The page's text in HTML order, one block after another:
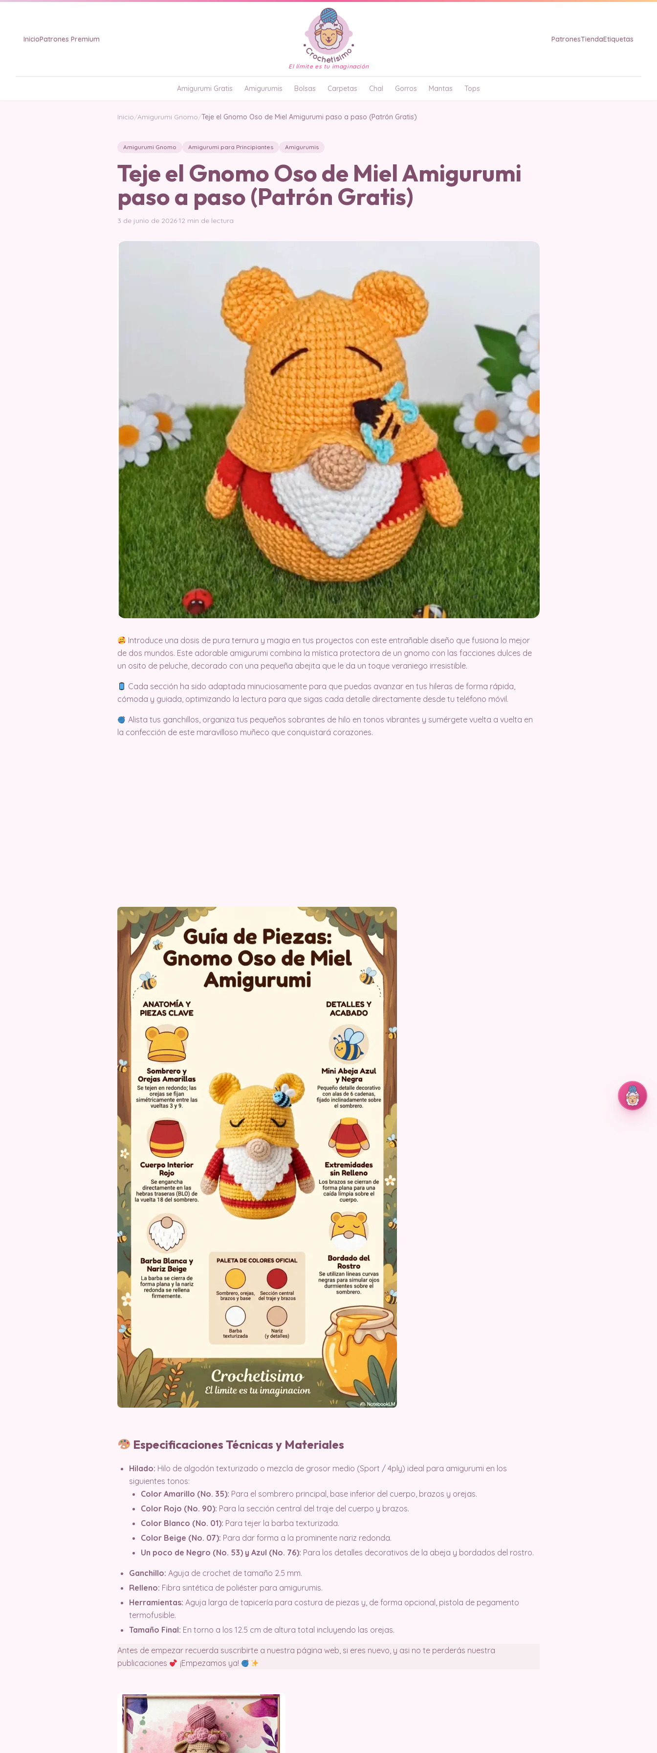
InicioPatrones Premium
El límite es tu imaginación
PatronesTiendaEtiquetas
Amigurumi Gratis Amigurumis Bolsas Carpetas Chal Gorros Mantas Tops
Inicio/Amigurumi Gnomo/Teje el Gnomo Oso de Miel Amigurumi paso a paso (Patrón Gratis)
Amigurumi Gnomo Amigurumi para Principiantes Amigurumis
Teje el Gnomo Oso de Miel Amigurumi
paso a paso (Patrón Gratis)
3 de junio de 2026·12 min de lectura
Introduce una dosis de pura ternura y magia en tus proyectos con este entrañable diseño que fusiona lo mejor
de dos mundos. Este adorable amigurumi combina la mística protectora de un gnomo con las facciones dulces de
un osito de peluche, decorado con una pequeña abejita que le da un toque veraniego irresistible.
Cada sección ha sido adaptada minuciosamente para que puedas avanzar en tus hileras de forma rápida,
cómoda y guiada, optimizando la lectura para que sigas cada detalle directamente desde tu teléfono móvil.
Alista tus ganchillos, organiza tus pequeños sobrantes de hilo en tonos vibrantes y sumérgete vuelta a vuelta en
la confección de este maravilloso muñeco que conquistará corazones.
Especificaciones Técnicas y Materiales
Hilado: Hilo de algodón texturizado o mezcla de grosor medio (Sport / 4ply) ideal para amigurumi en los
siguientes tonos:
Color Amarillo (No. 35): Para el sombrero principal, base inferior del cuerpo, brazos y orejas.
Color Rojo (No. 90): Para la sección central del traje del cuerpo y brazos.
Color Blanco (No. 01): Para tejer la barba texturizada.
Color Beige (No. 07): Para dar forma a la prominente nariz redonda.
Un poco de Negro (No. 53) y Azul (No. 76): Para los detalles decorativos de la abeja y bordados del rostro.
Ganchillo: Aguja de crochet de tamaño 2.5 mm.
Relleno: Fibra sintética de poliéster para amigurumis.
Herramientas: Aguja larga de tapicería para costura de piezas y, de forma opcional, pistola de pegamento
termofusible.
Tamaño Final: En torno a los 12.5 cm de altura total incluyendo las orejas.
Antes de empezar recuerda suscribirte a nuestra página web, si eres nuevo, y asi no te perderás nuestra
publicaciones
¡Empezamos ya!